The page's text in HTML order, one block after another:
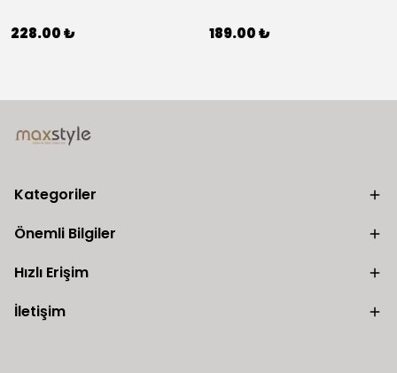
228.00 ₺ 189.00 ₺
Kategoriler
Önemli Bilgiler
Hızlı Erişim
İletişim